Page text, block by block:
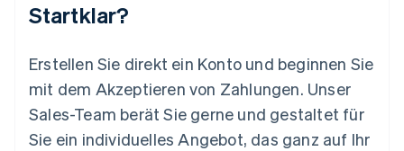
Startklar?
Erstellen Sie direkt ein Konto und beginnen Sie
mit dem Akzeptieren von Zahlungen. Unser
Sales-Team berät Sie gerne und gestaltet für
Sie ein individuelles Angebot, das ganz auf Ihr
Mexiko
English
Niederlande
Nederlands English
Norwegen
English